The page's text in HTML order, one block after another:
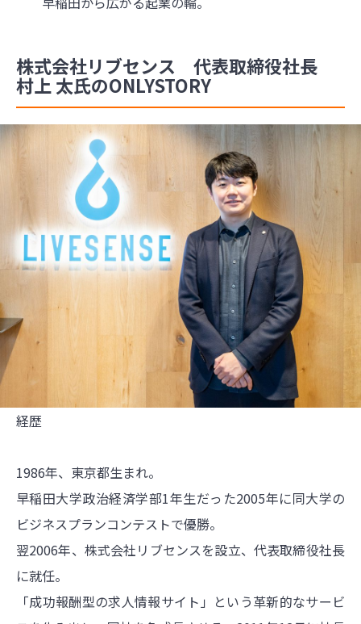
株式会社リブセンス 代表取締役社長
村上 太氏のONLYSTORY
経歴
1986年、東京都生まれ。
早稲田大学政治経済学部1年生だった2005年に同大学の
ビジネスプランコンテストで優勝。
翌2006年、株式会社リブセンスを設立、代表取締役社長
に就任。
「成功報酬型の求人情報サイト」という革新的なサービ